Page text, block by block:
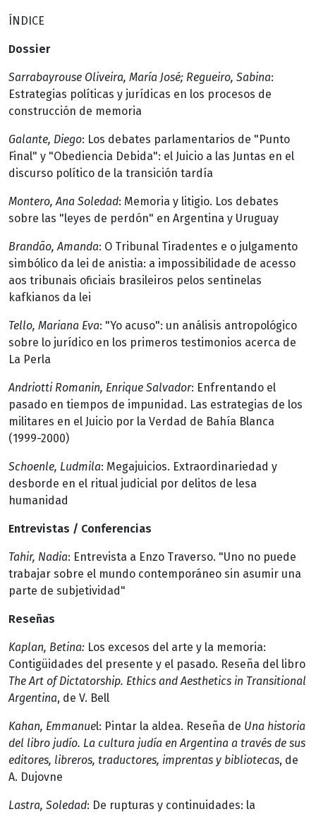
ÍNDICE
Dossier
Sarrabayrouse Oliveira, María José; Regueiro, Sabina:
Estrategias políticas y jurídicas en los procesos de
construcción de memoria
Galante, Diego: Los debates parlamentarios de "Punto
Final" y "Obediencia Debida": el Juicio a las Juntas en el
discurso político de la transición tardía
Montero, Ana Soledad: Memoria y litigio. Los debates
sobre las "leyes de perdón" en Argentina y Uruguay
Brandão, Amanda: O Tribunal Tiradentes e o julgamento
simbólico da lei de anistia: a impossibilidade de acesso
aos tribunais oficiais brasileiros pelos sentinelas
kafkianos da lei
Tello, Mariana Eva: "Yo acuso": un análisis antropológico
sobre lo jurídico en los primeros testimonios acerca de
La Perla
Andriotti Romanin, Enrique Salvador: Enfrentando el
pasado en tiempos de impunidad. Las estrategias de los
militares en el Juicio por la Verdad de Bahía Blanca
(1999-2000)
Schoenle, Ludmila: Megajuicios. Extraordinariedad y
desborde en el ritual judicial por delitos de lesa
humanidad
Entrevistas / Conferencias
Tahir, Nadia: Entrevista a Enzo Traverso. "Uno no puede
trabajar sobre el mundo contemporáneo sin asumir una
parte de subjetividad"
Reseñas
Kaplan, Betina: Los excesos del arte y la memoria:
Contigüidades del presente y el pasado. Reseña del libro
The Art of Dictatorship. Ethics and Aesthetics in Transitional
Argentina, de V. Bell
Kahan, Emmanuel: Pintar la aldea. Reseña de Una historia
del libro judío. La cultura judía en Argentina a través de sus
editores, libreros, traductores, imprentas y bibliotecas, de
A. Dujovne
Lastra, Soledad: De rupturas y continuidades: la